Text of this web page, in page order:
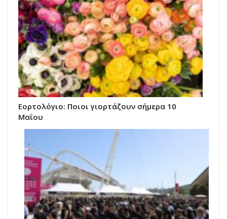
Εορτολόγιο: Ποιοι γιορτάζουν σήμερα 10
Μαΐου